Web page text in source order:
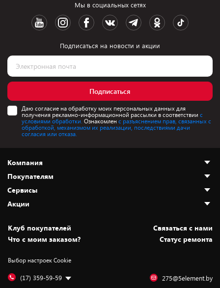
Мы в социальных сетях
Подписаться на новости и акции
Подписаться
Даю согласие на обработку моих персональных данных для
получения рекламно-информационной рассылки в соответствии с
условиями обработки. Ознакомлен с разъяснением прав, связанных с
обработкой, механизмом их реализации, последствиями дачи
согласия или отказа.
Компания
О нас
Адреса магазинов
Новости
Статьи и обзоры
Вакансии
Дай пять добру!
Покупателям
Как сделать заказ
Оплата и доставка
Безналичный расчёт
Обмен и возврат товара
Обработка персональных данных
Подарочные карты
Сервисы
Установка техники
Для игровых консолей
Для мобильных устройств
Для компьютеров
Акции
Скидки и промокоды
Белорусские товары
Бонусы
Оплата частями
Клуб покупателей
Cвязаться с нами
Что с моим заказом?
Статус ремонта
Выбор настроек Cookie
(17) 359-59-59 275@5element.by